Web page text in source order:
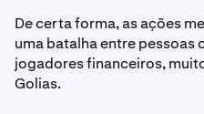
De certa forma, as ações
uma batalha entre pessoas
jogadores financeiros,
Golias.